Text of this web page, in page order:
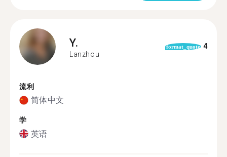
Y.
Lanzhou
format_quote 4
流利
简体中文
学
英语